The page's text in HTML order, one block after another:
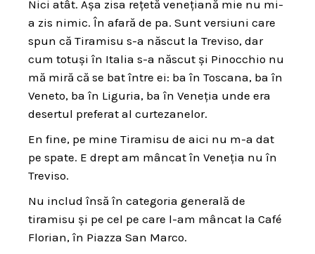
Nici atât. Așa zisa rețetă venețiană mie nu mi-
a zis nimic. În afară de pa. Sunt versiuni care
spun că Tiramisu s-a născut la Treviso, dar
cum totuși în Italia s-a născut și Pinocchio nu
mă miră că se bat între ei: ba în Toscana, ba în
Veneto, ba în Liguria, ba în Veneția unde era
desertul preferat al curtezanelor.
En fine, pe mine Tiramisu de aici nu m-a dat
pe spate. E drept am mâncat în Veneția nu în
Treviso.
Nu includ însă în categoria generală de
tiramisu și pe cel pe care l-am mâncat la Café
Florian, în Piazza San Marco.